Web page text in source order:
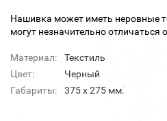
Нашивка может иметь неровные
могут незначительно отличаться
Материал:
Текстиль
Цвет:
Черный
Габариты:
375 х 275 мм.